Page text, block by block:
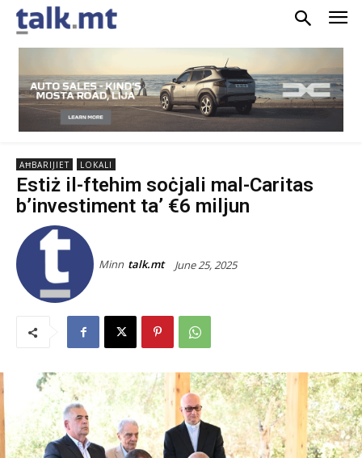
AĦBARIJIET LOKALI
Estiż il-ftehim soċjali mal-Caritas
b’investiment ta’ €6 miljun
Minn talk.mt June 25, 2025